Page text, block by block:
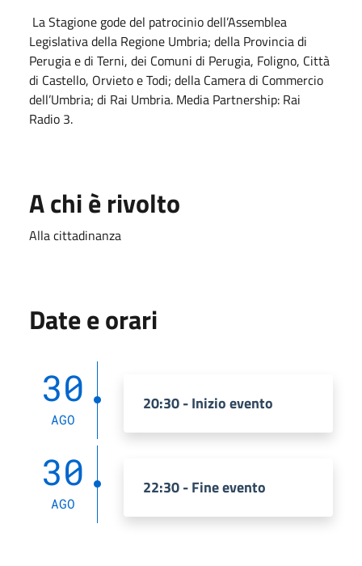
La Stagione gode del patrocinio dell’Assemblea
Legislativa della Regione Umbria; della Provincia di
Perugia e di Terni, dei Comuni di Perugia, Foligno, Città
di Castello, Orvieto e Todi; della Camera di Commercio
dell’Umbria; di Rai Umbria. Media Partnership: Rai
Radio 3.
A chi è rivolto
Alla cittadinanza
Date e orari
30
AGO
20:30 - Inizio evento
30
AGO
22:30 - Fine evento